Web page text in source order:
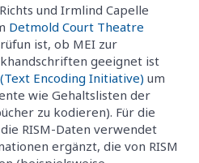
und Irmlind Capelle
Detmold Court Theatre
ist, ob MEI zur
geeignet ist
(Text Encoding Initiative) um
wie Gehaltslisten der
zu kodieren). Für die
RISM-Daten verwendet
ergänzt, die von RISM